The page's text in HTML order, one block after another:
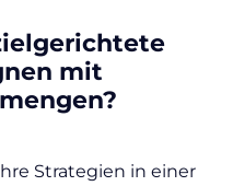
mit
Strategien in einer